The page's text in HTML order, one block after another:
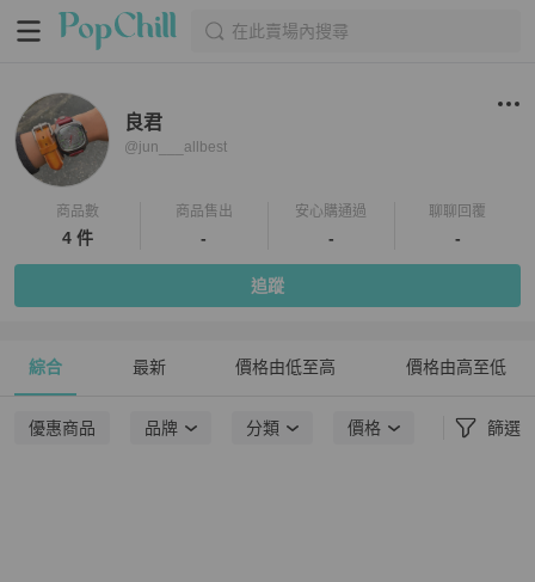
在此賣場內搜尋
良君
@jun___allbest
商品數
4 件
商品售出
-
安心購通過
-
聊聊回覆
-
追蹤
綜合 最新 價格由低至高 價格由高至低
優惠商品 品牌 分類 價格 篩選